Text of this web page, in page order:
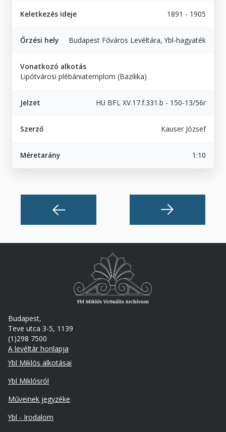
Keletkezés ideje 1891 - 1905
Őrzési hely Budapest Főváros Levéltára, Ybl-hagyaték
Vonatkozó alkotás
Lipótvárosi plébániatemplom (Bazilika)
Jelzet HU BFL XV.17.f.331.b - 150-13/56r
Szerző Kauser József
Méretarány 1:10
Budapest,
Teve utca 3-5, 1139
(1)298 7500
A levéltár honlapja
Footer
Ybl Miklós alkotásai
Ybl Miklósról
Műveinek jegyzéke
Ybl - Irodalom